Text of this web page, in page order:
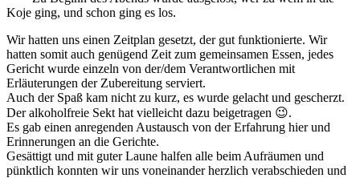
Koje ging, und schon ging es los.
Wir hatten uns einen Zeitplan gesetzt, der gut funktionierte. Wir
hatten somit auch genügend Zeit zum gemeinsamen Essen, jedes
Gericht wurde einzeln von der/dem Verantwortlichen mit
Erläuterungen der Zubereitung serviert.
Auch der Spaß kam nicht zu kurz, es wurde gelacht und gescherzt.
Der alkoholfreie Sekt hat vielleicht dazu beigetragen 😉.
Es gab einen anregenden Austausch von der Erfahrung hier und
Erinnerungen an die Gerichte.
Gesättigt und mit guter Laune halfen alle beim Aufräumen und
pünktlich konnten wir uns voneinander herzlich verabschieden und